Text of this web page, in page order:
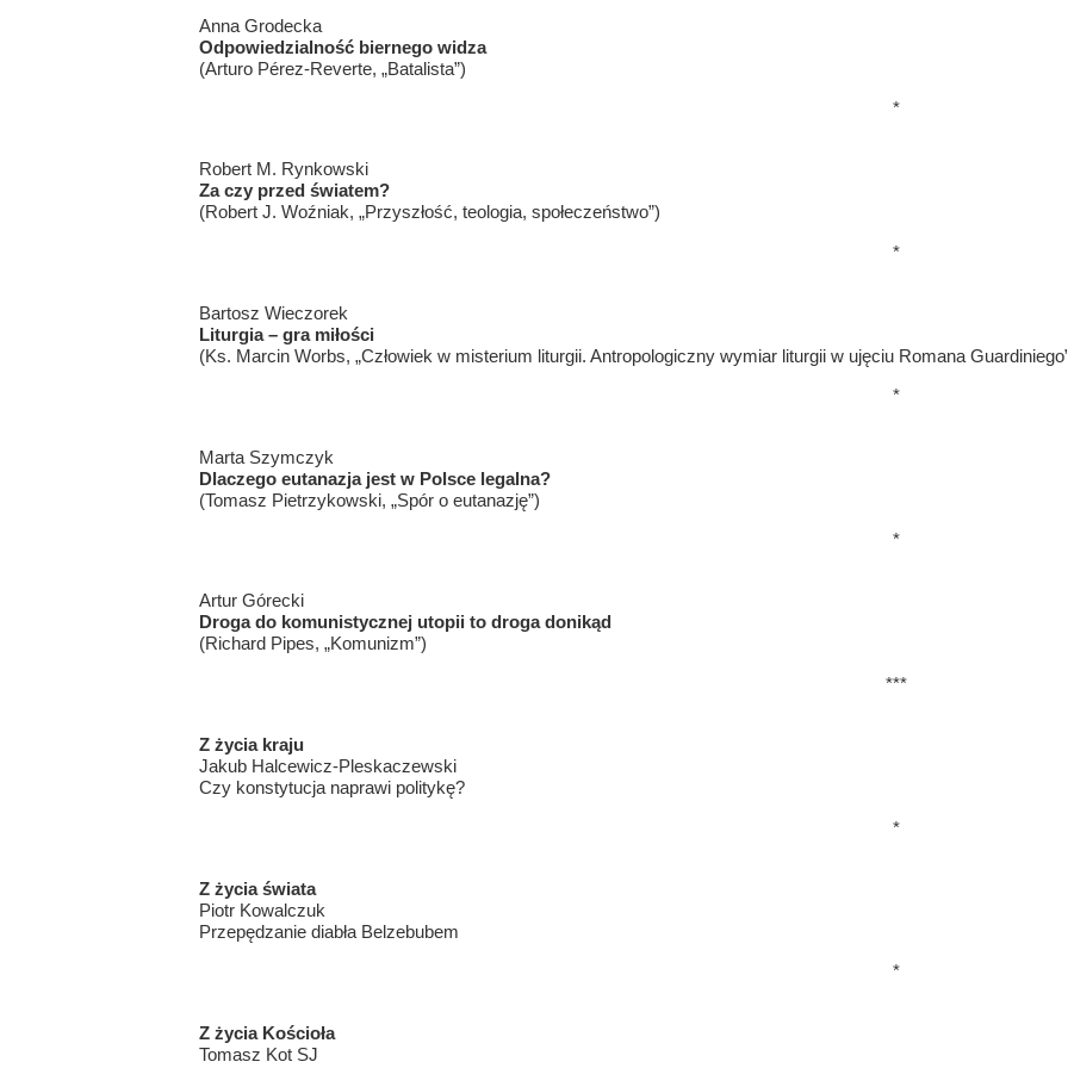
Anna Grodecka
Odpowiedzialność biernego widza
(Arturo Pérez-Reverte, „Batalista”)
*
Robert M. Rynkowski
Za czy przed światem?
(Robert J. Woźniak, „Przyszłość, teologia, społeczeństwo”)
*
Bartosz Wieczorek
Liturgia – gra miłości
(Ks. Marcin Worbs, „Człowiek w misterium liturgii. Antropologiczny wymiar liturgii w ujęciu Romana
*
Marta Szymczyk
Dlaczego eutanazja jest w Polsce legalna?
(Tomasz Pietrzykowski, „Spór o eutanazję”)
*
Artur Górecki
Droga do komunistycznej utopii to droga donikąd
(Richard Pipes, „Komunizm”)
***
Z życia kraju
Jakub Halcewicz-Pleskaczewski
Czy konstytucja naprawi politykę?
*
Z życia świata
Piotr Kowalczuk
Przepędzanie diabła Belzebubem
*
Z życia Kościoła
Tomasz Kot SJ